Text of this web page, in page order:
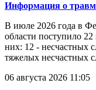
Информация о
В июле 2026 года в
области поступило
них: 12 - несчастных
тяжелых несчастных
06 августа 2026 11:05